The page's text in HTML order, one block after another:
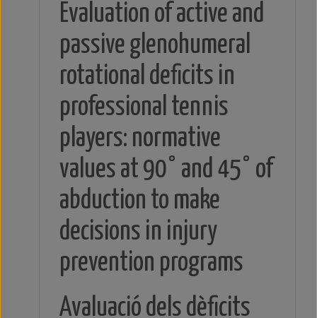
Evaluation of active and
passive glenohumeral
rotational deficits in
professional tennis
players: normative
values at 90° and 45° of
abduction to make
decisions in injury
prevention programs
Avaluació dels dèficits